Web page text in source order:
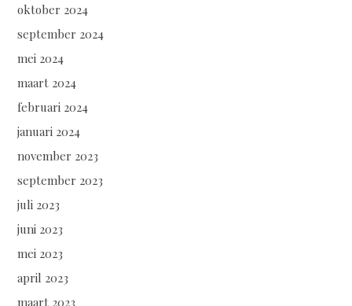
oktober 2024
september 2024
mei 2024
maart 2024
februari 2024
januari 2024
november 2023
september 2023
juli 2023
juni 2023
mei 2023
april 2023
maart 2023